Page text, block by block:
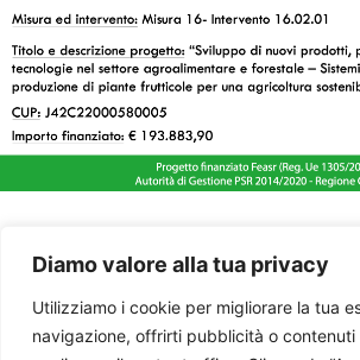
Diamo valore alla tua privacy
Utilizziamo i cookie per migliorare la tua
navigazione, offrirti pubblicità o